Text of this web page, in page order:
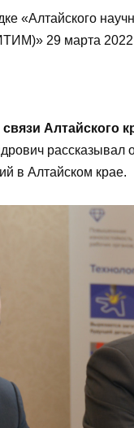
«Алтайского
29 марта 2022
Алтайского
рассказывал
в Алтайском крае.